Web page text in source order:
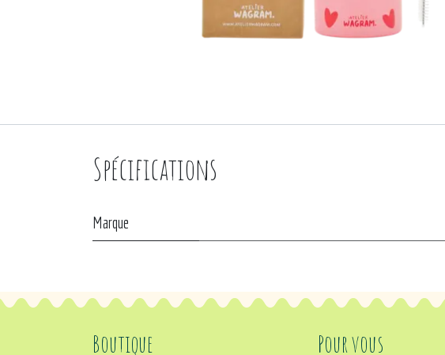
Spécifications
Marque
Boutique Pour vous